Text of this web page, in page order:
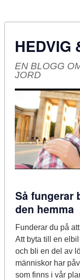
HEDVIG
EN BLOGG
JORD
Så fungerar
den hemma
Funderar du på
Att byta till en
och bli en del av
människor har
som finns i vår